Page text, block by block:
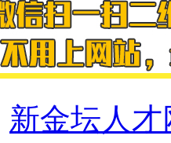
新金坛人才